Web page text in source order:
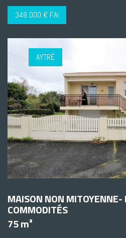
348 000 € FAI
AYTRÉ
MAISON NON MITOYENNE-
COMMODITÉS
75 m²